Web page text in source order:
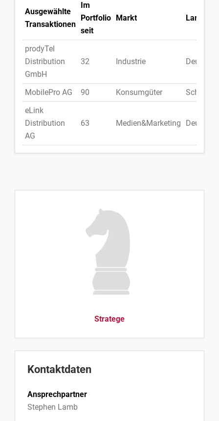
Ausgewählte
Transaktionen
Im
Portfolio
seit
Markt Land
prodyTel
Distribution
GmbH
32 Industrie
MobilePro AG 90 Konsumgüter
Schweiz
eLink
Distribution
AG
63 Medien&Marketing
Stratege
Kontaktdaten
Ansprechpartner
Stephen Lamb